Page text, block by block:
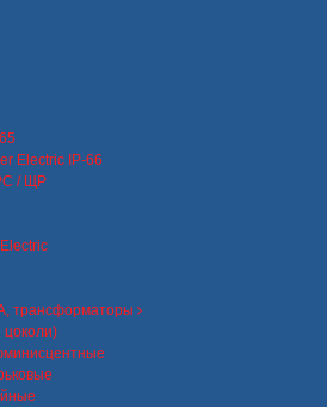
Electric IP-66
/ ЩР
трансформаторы